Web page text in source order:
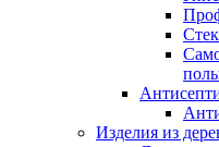
Изделия из